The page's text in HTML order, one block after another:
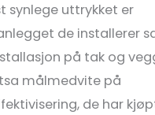
synlege uttrykket er
de installerer
på tak og
målmedvite på
de har